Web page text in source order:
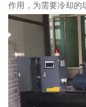
作用，为需要冷却的